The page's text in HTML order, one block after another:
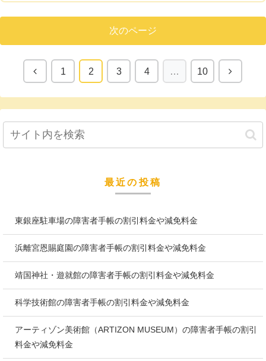
次のページ
1 2 3 4 … 10
最近の投稿
東銀座駐車場の障害者手帳の割引料金や減免料金
浜離宮恩賜庭園の障害者手帳の割引料金や減免料金
靖国神社・遊就館の障害者手帳の割引料金や減免料金
科学技術館の障害者手帳の割引料金や減免料金
アーティゾン美術館（ARTIZON MUSEUM）の障害者手帳の割引
料金や減免料金